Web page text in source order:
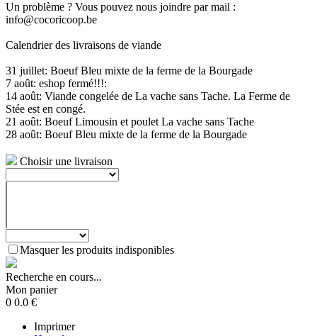
Un problème ? Vous pouvez nous joindre par mail :
info@cocoricoop.be
Calendrier des livraisons de viande
31 juillet: Boeuf Bleu mixte de la ferme de la Bourgade
7 août: eshop fermé!!!:
14 août: Viande congelée de La vache sans Tache. La Ferme de
Stée est en congé.
21 août: Boeuf Limousin et poulet La vache sans Tache
28 août: Boeuf Bleu mixte de la ferme de la Bourgade
Choisir une livraison
Masquer les produits indisponibles
Recherche en cours...
Mon panier
0 0.0 €
Imprimer